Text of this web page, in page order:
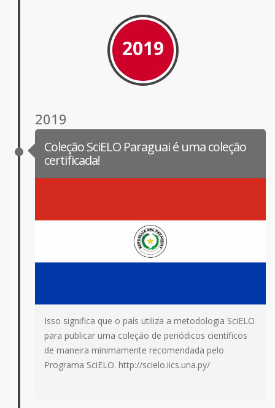
2019
2019
Coleção SciELO Paraguai é uma coleção
certificada!
Isso significa que o país utiliza a metodologia SciELO
para publicar uma coleção de periódicos científicos
de maneira minimamente recomendada pelo
Programa SciELO. http://scielo.iics.una.py/